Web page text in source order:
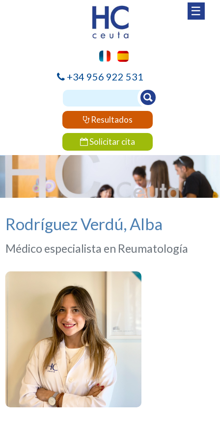
☰
+34 956 922 531
Resultados
Solicitar cita
Rodríguez Verdú, Alba
Médico especialista en Reumatología